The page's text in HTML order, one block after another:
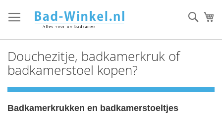
direct
door
inhoud
Douchezitje, badkamerkruk of
badkamerstoel kopen?
Badkamerkrukken en badkamerstoeltjes